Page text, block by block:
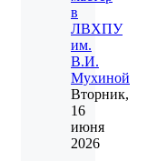
в
ЛВХПУ
им.
В.И.
Мухиной
Вторник,
16
июня
2026